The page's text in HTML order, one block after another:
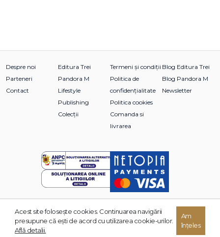
Despre noi
Parteneri
Contact
Editura Trei
Pandora M
Lifestyle
Publishing
Colecții
Termeni și condiții
Politica de
confidențialitate
Politica cookies
Comanda si
livrarea
Blog Editura Trei
Blog Pandora M
Newsletter
© 2026 Grupul Editorial TREI. Toate drepturile rezervate.
Acest site foloseşte cookies. Continuarea navigării
presupune că eşti de acord cu utilizarea cookie-urilor.
Află detalii.
Am
înțeles